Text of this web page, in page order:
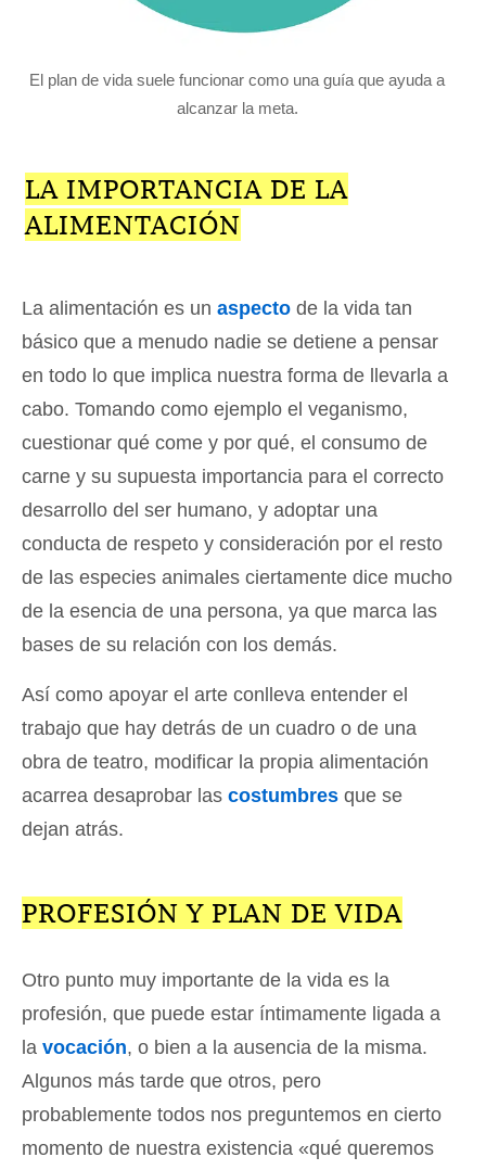
El plan de vida suele funcionar como una guía que ayuda a
alcanzar la meta.
LA IMPORTANCIA DE LA
ALIMENTACIÓN
La alimentación es un aspecto de la vida tan
básico que a menudo nadie se detiene a pensar
en todo lo que implica nuestra forma de llevarla a
cabo. Tomando como ejemplo el veganismo,
cuestionar qué come y por qué, el consumo de
carne y su supuesta importancia para el correcto
desarrollo del ser humano, y adoptar una
conducta de respeto y consideración por el resto
de las especies animales ciertamente dice mucho
de la esencia de una persona, ya que marca las
bases de su relación con los demás.
Así como apoyar el arte conlleva entender el
trabajo que hay detrás de un cuadro o de una
obra de teatro, modificar la propia alimentación
acarrea desaprobar las costumbres que se
dejan atrás.
PROFESIÓN Y PLAN DE VIDA
Otro punto muy importante de la vida es la
profesión, que puede estar íntimamente ligada a
la vocación, o bien a la ausencia de la misma.
Algunos más tarde que otros, pero
probablemente todos nos preguntemos en cierto
momento de nuestra existencia «qué queremos